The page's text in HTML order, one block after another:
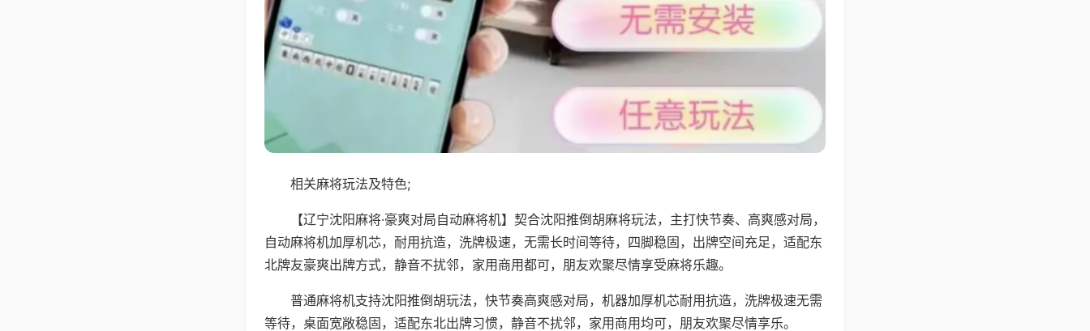
相关麻将玩法及特色;
【辽宁沈阳麻将·豪爽对局自动麻将机】契合沈阳推倒胡麻将玩法，主打快节奏、高爽感对局，
自动麻将机加厚机芯，耐用抗造，洗牌极速，无需长时间等待，四脚稳固，出牌空间充足，适配东
北牌友豪爽出牌方式，静音不扰邻，家用商用都可，朋友欢聚尽情享受麻将乐趣。
普通麻将机支持沈阳推倒胡玩法，快节奏高爽感对局，机器加厚机芯耐用抗造，洗牌极速无需
等待，桌面宽敞稳固，适配东北出牌习惯，静音不扰邻，家用商用均可，朋友欢聚尽情享乐。